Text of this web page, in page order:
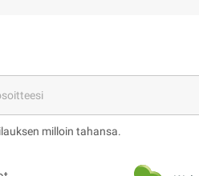
milloin tahansa.